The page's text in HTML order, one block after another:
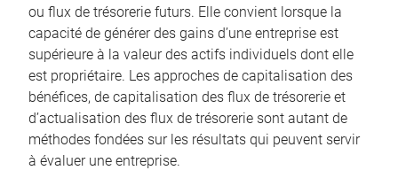
ou flux de trésorerie futurs. Elle convient lorsque la
capacité de générer des gains d’une entreprise est
supérieure à la valeur des actifs individuels dont elle
est propriétaire. Les approches de capitalisation des
bénéfices, de capitalisation des flux de trésorerie et
d’actualisation des flux de trésorerie sont autant de
méthodes fondées sur les résultats qui peuvent servir
à évaluer une entreprise.